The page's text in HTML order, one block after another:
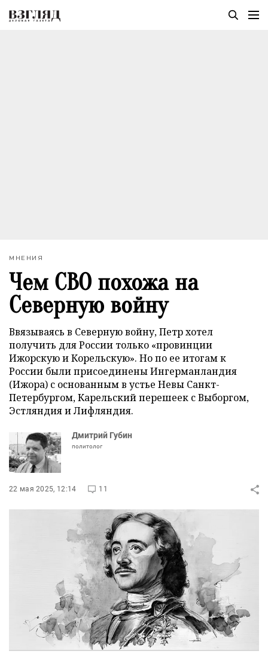
МНЕНИЯ
Чем СВО похожа на
Северную войну
Ввязываясь в Северную войну, Петр хотел
получить для России только «провинции
Ижорскую и Корельскую». Но по ее итогам к
России были присоединены Ингерманландия
(Ижора) с основанным в устье Невы Санкт-
Петербургом, Карельский перешеек с Выборгом,
Эстляндия и Лифляндия.
Дмитрий Губин
политолог
22 мая 2025, 12:14 11